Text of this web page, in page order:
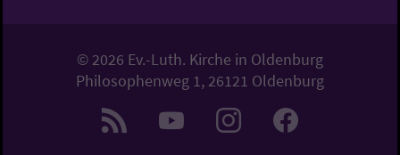
© 2026 Ev.-Luth. Kirche in Oldenburg
Philosophenweg 1, 26121 Oldenburg